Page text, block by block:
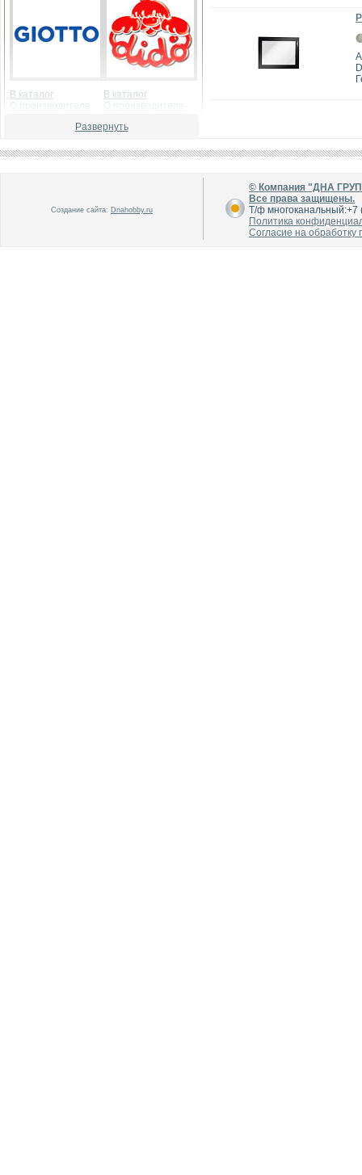
В каталог
О производителе
В каталог
О производителе
Развернуть
Создание сайта: Dnahobby.ru
© Компания "ДНА
Все права защищены.
Т/ф
Политика
Согласие на